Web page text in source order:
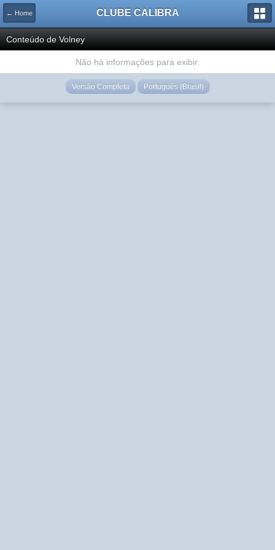
← Home CLUBE CALIBRA
Conteúdo de Volney
Não há informações para exibir.
Versão Completa Português (Brasil)